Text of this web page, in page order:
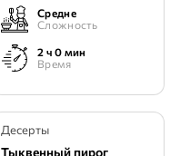
Средне
Сложность
2 ч 0 мин
Время
Десерты
Тыквенный пирог